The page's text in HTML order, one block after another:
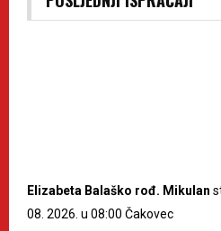
Elizabeta Balaško rođ. Mikulan
08. 2026. u 08:00 Čakovec